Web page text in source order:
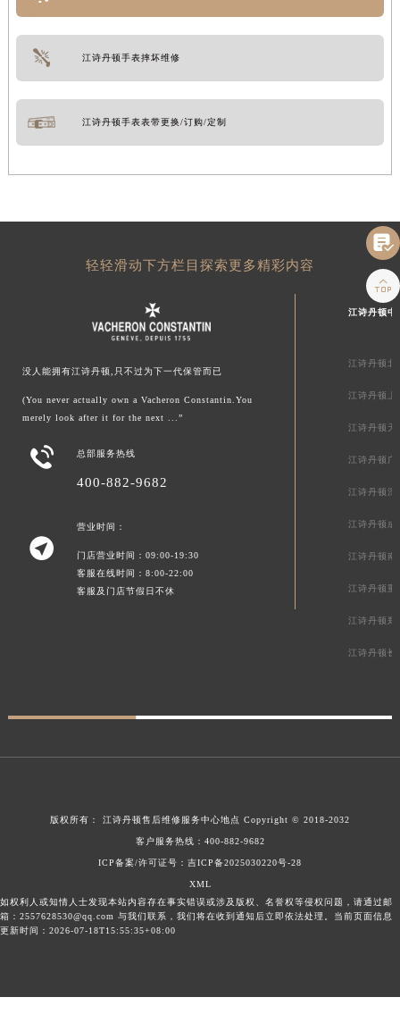
江诗丹顿手表摔坏维修
江诗丹顿手表表带更换/订购/定制
轻轻滑动下方栏目探索更多精彩内容
没人能拥有江诗丹顿,只不过为下一代保管而已
(You never actually own a Vacheron Constantin.You
merely look after it for the next ...”
 总部服务热线
400-882-9682

营业时间：
门店营业时间：09:00-19:30
客服在线时间：8:00-22:00
客服及门店节假日不休
江诗丹顿中
江诗丹顿北
江诗丹顿上
江诗丹顿天
江诗丹顿广
江诗丹顿深
江诗丹顿成
江诗丹顿南
江诗丹顿重
江诗丹顿郑
江诗丹顿长
版权所有： 江诗丹顿售后维修服务中心地点 Copyright © 2018-2032
客户服务热线： 400-882-9682
ICP备案/许可证号：吉ICP备2025030220号-28
XML
如权利人或知情人士发现本站内容存在事实错误或涉及版权、名誉权等侵权问题，请通过邮
箱：2557628530@qq.com 与我们联系，我们将在收到通知后立即依法处理。当前页面信息
更新时间：2026-07-18T15:55:35+08:00

